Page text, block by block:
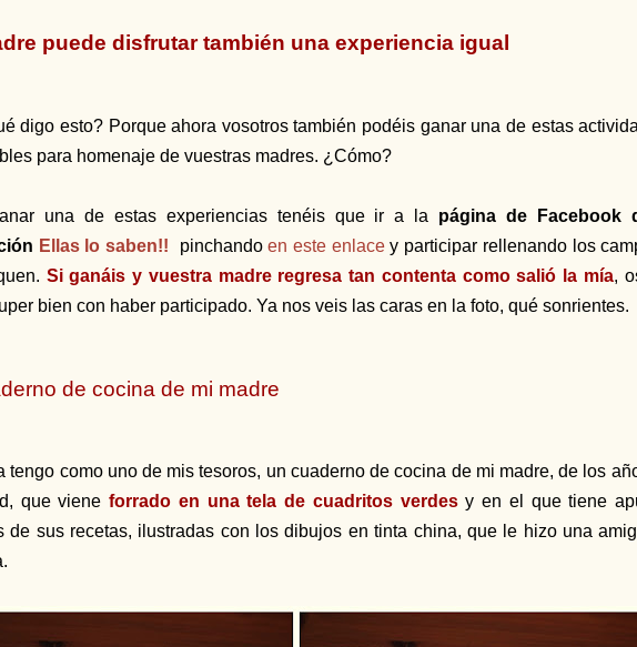
puede disfrutar también una experiencia igual
digo esto? Porque ahora vosotros también podéis ganar una de estas
para homenaje de vuestras madres. ¿Cómo?
una de estas experiencias tenéis que ir a la página de Facebook
Ellas lo saben!! pinchandoen este enlacey participar rellenando los
Si ganáis y vuestra madre regresa tan contenta como salió la mía,
bien con haber participado. Ya nos veis las caras en la foto, qué sonrientes.
de cocina de mi madre
tengo como uno de mis tesoros, un cuaderno de cocina de mi madre, de los
que vieneforrado en una tela de cuadritos verdesy en el que tiene
de sus recetas, ilustradas con los dibujos en tinta china, que le hizo una